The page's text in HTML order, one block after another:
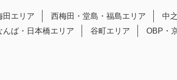
田エリア 西梅田・堂島・福島エリア 中
んば・日本橋エリア
谷町エリア OBP・